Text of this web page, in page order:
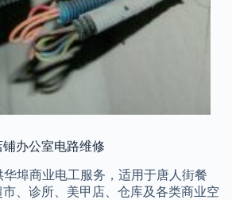
办公室电路维修
华埠商业电工服务，适用于唐人街餐
、诊所、美甲店、仓库及各类商业空